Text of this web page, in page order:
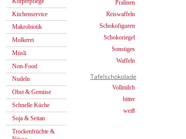
Küchenservice
Makrobiotik
Molkerei
Müsli
Non-Food
Nudeln
Obst & Gemüse
Schnelle Küche
Soja & Seitan
Trockenfrüchte &
Pralinen
Reiswaffeln
Schokofiguren
Schokoriegel
Sonstiges
Waffeln
Tafelschokolade
Vollmilch
bitter
weiß